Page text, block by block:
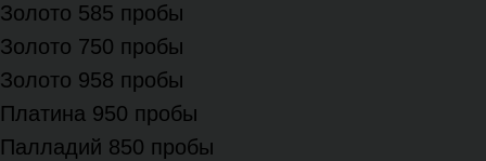
Золото 585 пробы
Золото 750 пробы
Золото 958 пробы
Платина 950 пробы
Палладий 850 пробы